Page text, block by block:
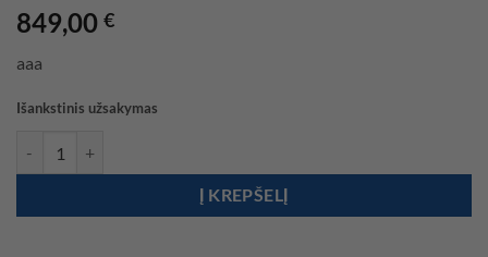
849,00 €
aaa
Išankstinis užsakymas
Į KREPŠELĮ